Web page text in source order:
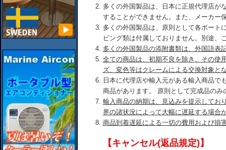
多くの外国製品は、日本に正規代理店が
することができません。また、メーカー
多くの外国製品は、原則として各ボート
ピング類は付属しておりません。別途、
多くの外国製品の添附書類は、外国語表
全ての商品は、初期不良を除き、その使
ズ、変色等はクレームによる交換対象と
日本に代理店や輸入元がある輸入商品で
商品があります。 原則として完成品のみ
輸入商品の納期は、見込みを提示してお
界の諸状況によって大幅に遅延する場合
商品到着遅延による一切の費用および損
【キャンセル(返品規定)】